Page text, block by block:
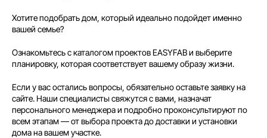
Хотите подобрать дом, который идеально подойдет именно
вашей семье?
Ознакомьтесь с каталогом проектов EASYFAB и выберите
планировку, которая соответствует вашему образу жизни.
Если у вас остались вопросы, обязательно оставьте заявку на
сайте. Наши специалисты свяжутся с вами, назначат
персонального менеджера и подробно проконсультируют по
всем этапам — от выбора проекта до доставки и установки
дома на вашем участке.